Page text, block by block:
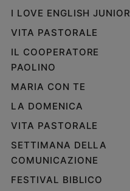
I LOVE ENGLISH JUNIOR
VITA PASTORALE
IL COOPERATORE
PAOLINO
MARIA CON TE
LA DOMENICA
VITA PASTORALE
SETTIMANA DELLA
COMUNICAZIONE
FESTIVAL BIBLICO